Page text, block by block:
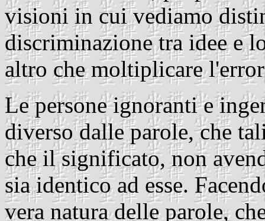
visioni in cui vediamo
discriminazione tra idee e
altro che moltiplicare
Le persone ignoranti e
diverso dalle parole, che
che il significato, non
sia identico ad esse.
vera natura delle parole,